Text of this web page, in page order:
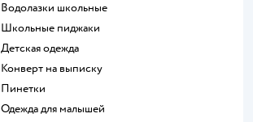
Водолазки школьные
Школьные пиджаки
Детская одежда
Конверт на выписку
Пинетки
Одежда для малышей